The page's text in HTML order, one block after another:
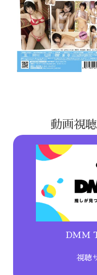
動画視
DMM
視聴